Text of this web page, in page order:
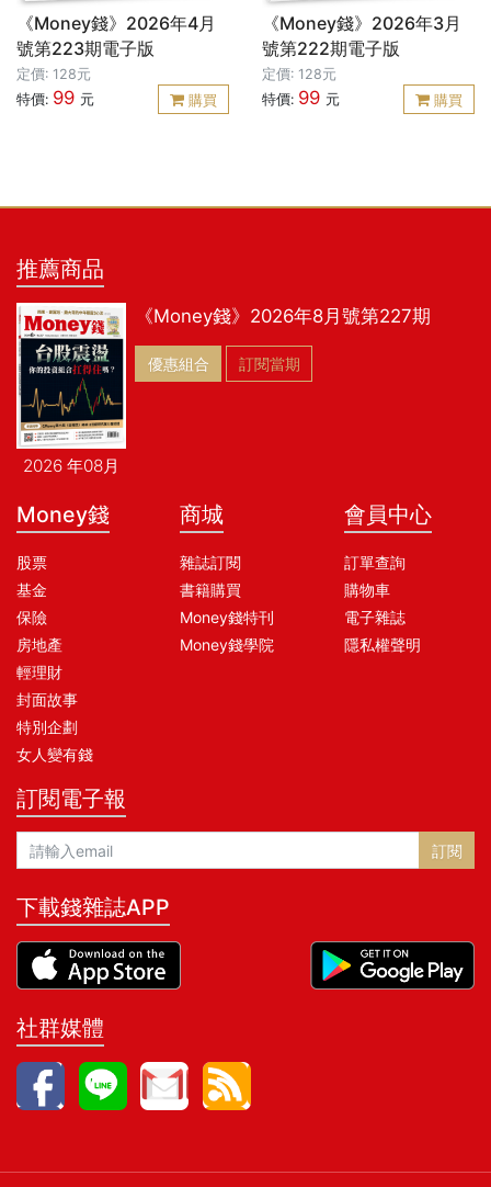
《Money錢》2026年4月
號第223期電子版
定價: 128元
特價: 99 元 購買
《Money錢》2026年3月
號第222期電子版
定價: 128元
特價: 99 元 購買
推薦商品
2026 年08月
《Money錢》2026年8月號第227期
優惠組合 訂閱當期
Money錢
股票
基金
保險
房地產
輕理財
封面故事
特別企劃
女人變有錢
商城
雜誌訂閱
書籍購買
Money錢特刊
Money錢學院
會員中心
訂單查詢
購物車
電子雜誌
隱私權聲明
訂閱電子報
訂閱
下載錢雜誌APP
社群媒體